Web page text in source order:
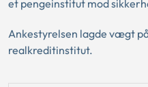
et pengeinstitut mod
Ankestyrelsen lagde vægt
realkreditinstitut.